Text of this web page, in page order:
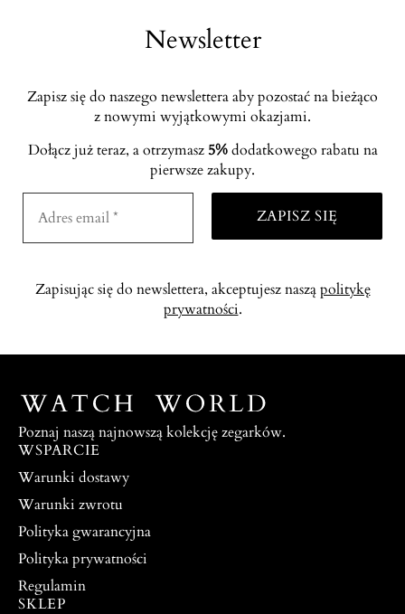
Newsletter
Zapisz się do naszego newslettera aby pozostać na bieżąco
z nowymi wyjątkowymi okazjami.
Dołącz już teraz, a otrzymasz 5%dodatkowego rabatu na
pierwsze zakupy.
Zapisując się do newslettera, akceptujesz nasząpolitykę
prywatności.
Poznaj naszą najnowszą kolekcję zegarków.
WSPARCIE
Warunki dostawy
Warunki zwrotu
Polityka gwarancyjna
Polityka prywatności
Regulamin
SKLEP